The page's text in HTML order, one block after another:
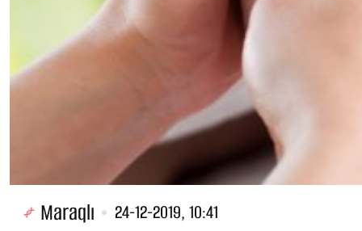
Maraqlı 24-12-2019, 10:41